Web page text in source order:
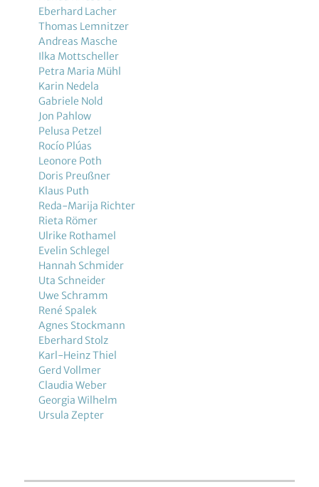
Eberhard Lacher
Thomas Lemnitzer
Andreas Masche
Ilka Mottscheller
Petra Maria Mühl
Karin Nedela
Gabriele Nold
Jon Pahlow
Pelusa Petzel
Rocío Plúas
Leonore Poth
Doris Preußner
Klaus Puth
Reda-Marija Richter
Rieta Römer
Ulrike Rothamel
Evelin Schlegel
Hannah Schmider
Uta Schneider
Uwe Schramm
René Spalek
Agnes Stockmann
Eberhard Stolz
Karl-Heinz Thiel
Gerd Vollmer
Claudia Weber
Georgia Wilhelm
Ursula Zepter